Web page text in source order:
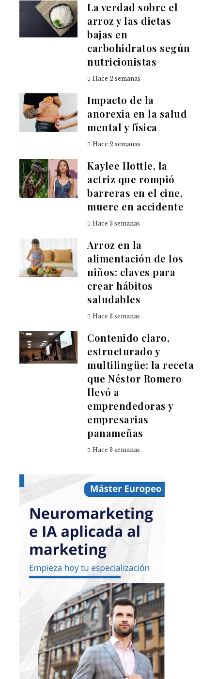
La verdad sobre el
arroz y las dietas
bajas en
carbohidratos según
nutricionistas
Hace 2 semanas
Impacto de la
anorexia en la salud
mental y física
Hace 2 semanas
Kaylee Hottle, la
actriz que rompió
barreras en el cine,
muere en accidente
Hace 3 semanas
Arroz en la
alimentación de los
niños: claves para
crear hábitos
saludables
Hace 3 semanas
Contenido claro,
estructurado y
multilingüe: la receta
que Néstor Romero
llevó a
emprendedoras y
empresarias
panameñas
Hace 3 semanas